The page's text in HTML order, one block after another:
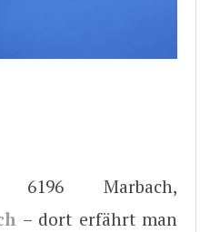
Marbach,
– dort erfährt man